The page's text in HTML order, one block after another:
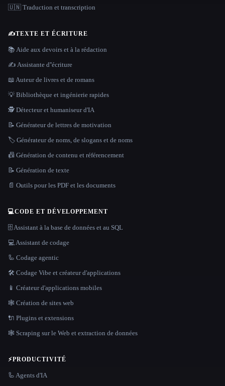
🇺🇳 Traduction et transcription
✍️TEXTE ET ÉCRITURE
📚 Aide aux devoirs et à la rédaction
✍️ Assistante d''écriture
📖 Auteur de livres et de romans
💡 Bibliothèque et ingénierie rapides
🕵️ Détecteur et humaniseur d'IA
📝 Générateur de lettres de motivation
🏷️ Générateur de noms, de slogans et de noms
📠 Génération de contenu et référencement
📝 Génération de texte
📄 Outils pour les PDF et les documents
💻CODE ET DÉVELOPPEMENT
🗄️ Assistant à la base de données et au SQL
💻 Assistant de codage
🦾 Codage agentic
🛠️ Codage Vibe et créateur d'applications
📱 Créateur d'applications mobiles
🕸 Création de sites web
🔌 Plugins et extensions
🕸️ Scraping sur le Web et extraction de données
⚡PRODUCTIVITÉ
🦾 Agents d'IA